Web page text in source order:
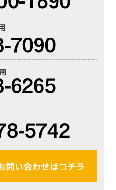
問い合わせはコチラ